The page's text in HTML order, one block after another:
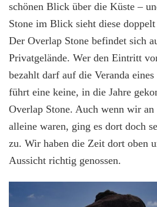
schönen Blick über die Küste –
Stone im Blick sieht diese
Der Overlap Stone befindet sich
Privatgelände. Wer den Eintritt
bezahlt darf auf die Veranda
führt eine keine, in die Jahre
Overlap Stone. Auch wenn wir
alleine waren, ging es dort doch
zu. Wir haben die Zeit dort oben
Aussicht richtig genossen.